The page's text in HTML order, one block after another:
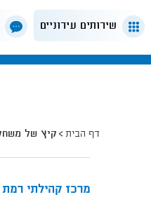
שירותים עירוניים
דף הבית קיץ של
מרכז קהילתי רמת